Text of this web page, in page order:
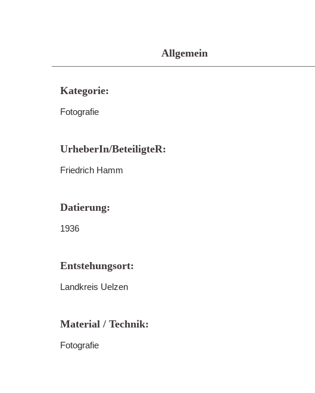
Allgemein
Kategorie:
Fotografie
UrheberIn/BeteiligteR:
Friedrich Hamm
Datierung:
1936
Entstehungsort:
Landkreis Uelzen
Material / Technik:
Fotografie